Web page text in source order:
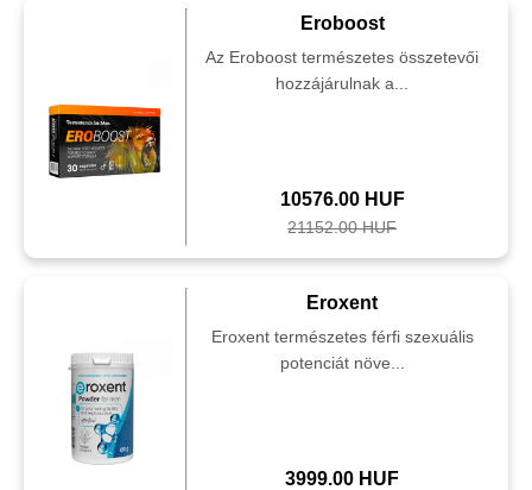
Eroboost
Az Eroboost természetes összetevői
hozzájárulnak a...
10576.00 HUF
21152.00 HUF
Eroxent
Eroxent természetes férfi szexuális
potenciát növe...
3999.00 HUF